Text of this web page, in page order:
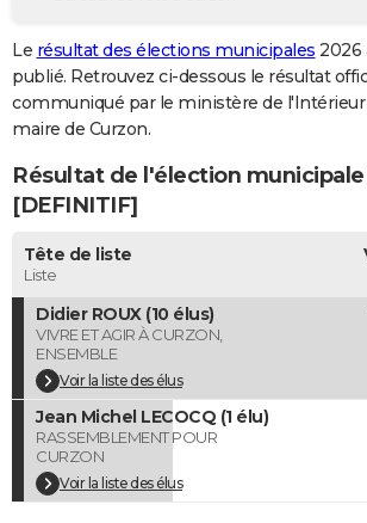
GUIDES D'ACHAT
BONS PLANS
CARTE DE VOEUX
Carte de Noël
Carte Bonne année
Carte Saint-Valentin
Carte Pâques
Carte d'anniversaire
DICTIONNAIRE
Dictionnaire
Biographies
Citations
Expressions
Proverbes
PROGRAMME TV
COPAINS D'AVANT
S'inscrire
Se connecter
Lycées
Collèges
Primaires
Universités
Entreprises
Service militaire
Avis de recherche
AVIS DE DÉCÈS
FORUM
Bricolage
Lifestyle
Culture
Sport
Auto
Television
Voyage
Cinema
Le résultat des élections municipales 2026
publié. Retrouvez ci-dessous le résultat
communiqué par le ministère de
maire de Curzon.
Résultat de l'élection municipale
[DEFINITIF]
Tête de liste
Liste
Didier ROUX (10 élus)
VIVRE ET AGIR À CURZON,
ENSEMBLE
Voir la liste des élus
Jean Michel LECOCQ (1 élu)
RASSEMBLEMENT POUR
CURZON
Voir la liste des élus